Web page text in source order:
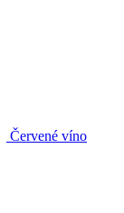
Červené víno